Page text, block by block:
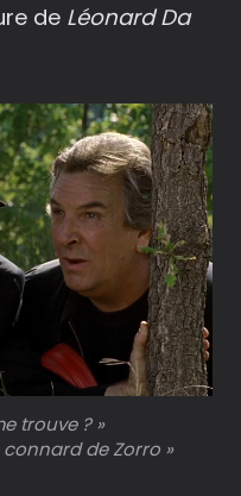
de Léonard Da
trouve ? »
connard de Zorro »